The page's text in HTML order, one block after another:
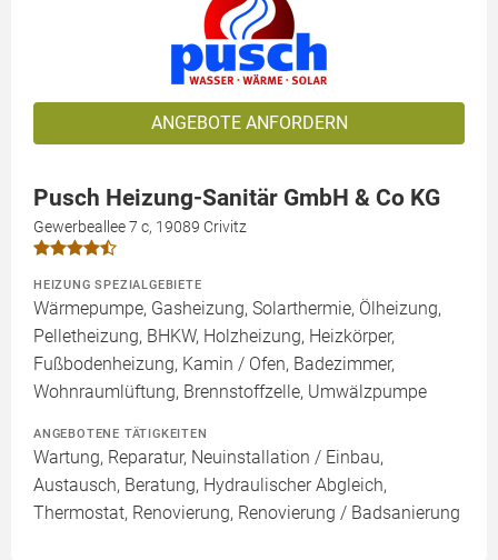
ANGEBOTE ANFORDERN
Pusch Heizung-Sanitär GmbH & Co KG
Gewerbeallee 7 c, 19089 Crivitz
HEIZUNG SPEZIALGEBIETE
Wärmepumpe, Gasheizung, Solarthermie, Ölheizung,
Pelletheizung, BHKW, Holzheizung, Heizkörper,
Fußbodenheizung, Kamin / Ofen, Badezimmer,
Wohnraumlüftung, Brennstoffzelle, Umwälzpumpe
ANGEBOTENE TÄTIGKEITEN
Wartung, Reparatur, Neuinstallation / Einbau,
Austausch, Beratung, Hydraulischer Abgleich,
Thermostat, Renovierung, Renovierung / Badsanierung